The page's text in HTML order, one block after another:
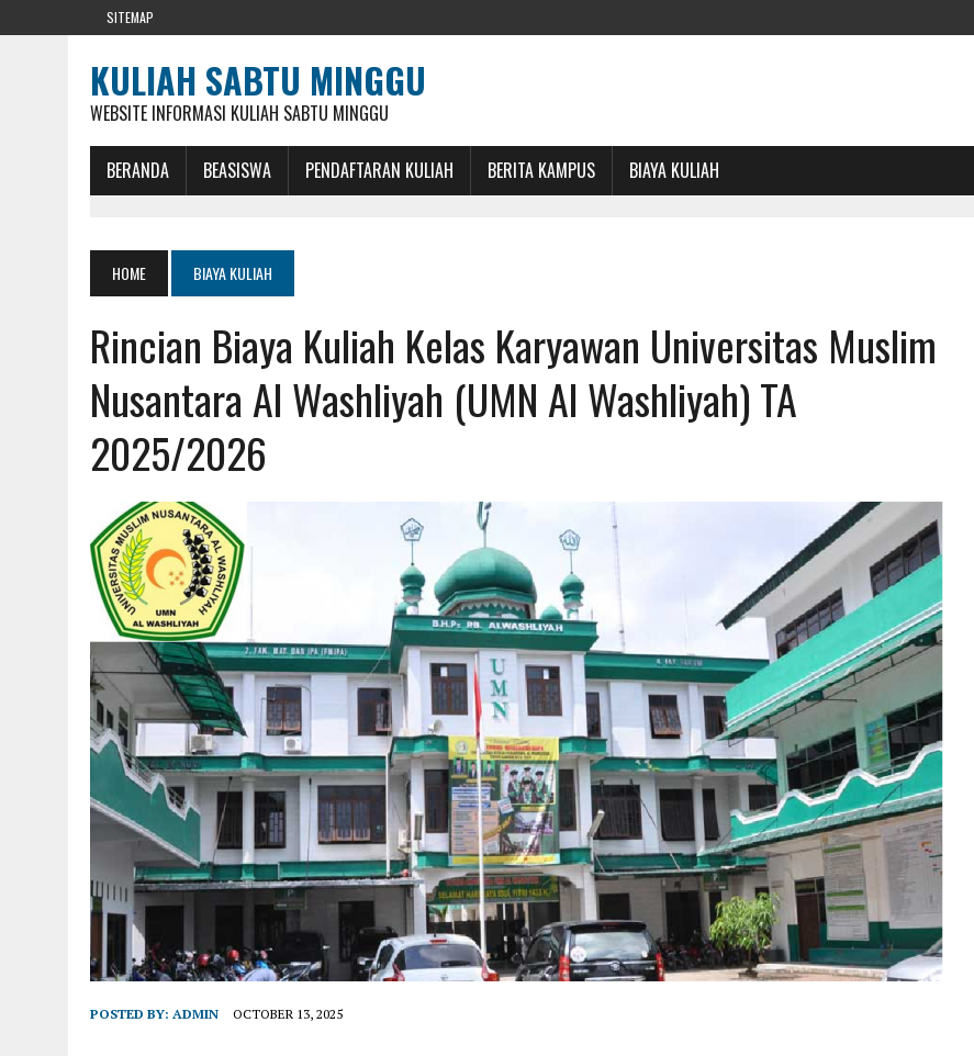
SITEMAP
KULIAH SABTU MINGGU
WEBSITE INFORMASI KULIAH SABTU MINGGU
BERANDA BEASISWA PENDAFTARAN KULIAH BERITA KAMPUS BIAYA KULIAH
HOME BIAYA KULIAH
Rincian Biaya Kuliah Kelas Karyawan Universitas Muslim
Nusantara Al Washliyah (UMN Al Washliyah) TA
2025/2026
POSTED BY: ADMIN OCTOBER 13, 2025